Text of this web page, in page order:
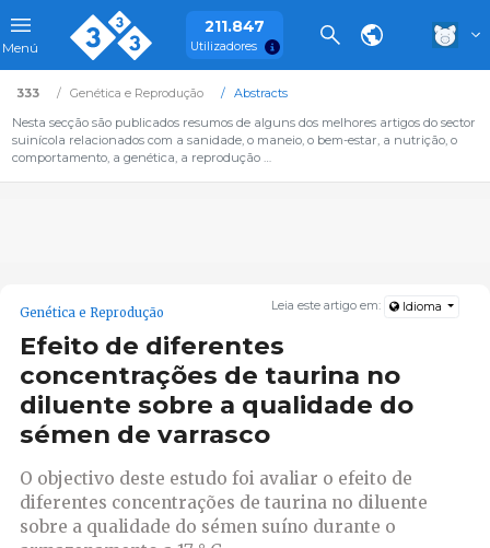
Menú
211.847
Utilizadores
333 Genética e Reprodução
Abstracts
Nesta secção são publicados resumos de alguns dos melhores artigos do sector
suinícola relacionados com a sanidade, o maneio, o bem-estar, a nutrição, o
comportamento, a genética, a reprodução …
Leia este artigo em: Idioma
Genética e Reprodução
Efeito de diferentes
concentrações de taurina no
diluente sobre a qualidade do
sémen de varrasco
O objectivo deste estudo foi avaliar o efeito de
diferentes concentrações de taurina no diluente
sobre a qualidade do sémen suíno durante o